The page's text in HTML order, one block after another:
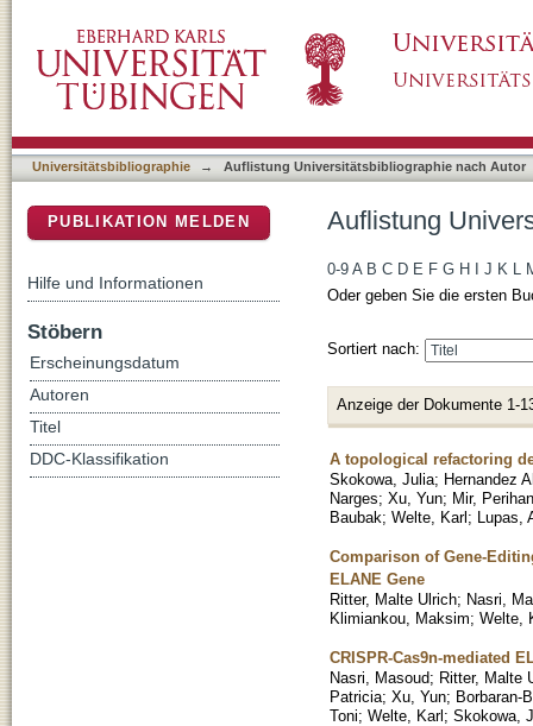
Universitätsbibliographie → Auflistung Universitätsbibliographie nach Autor
Auflistung
0-9 A B C D E F G H J K L
Oder geben Sie die ersten
Sortiert nach:
Anzeige der Dokumente 1-
A topological refactoring
Skokowa, Julia; Hernandez
Narges; Xu, Yun; Mir, Perihan
Baubak; Welte, Karl; Lupas,
Comparison of Gene-
ELANE Gene
Ritter, Malte Ulrich; Nasri,
Klimiankou, Maksim; Welte,
CRISPR-Cas9n-mediated
Nasri, Masoud; Ritter, Malte
Patricia; Xu, Yun; Borbaran-
Toni; Welte, Karl; Skokowa,
PUBLIKATION MELDEN
Hilfe und Informationen
Stöbern
Erscheinungsdatum
Autoren
Titel
DDC-Klassifikation